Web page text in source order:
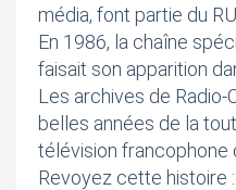
média, font partie du
En 1986, la chaîne
faisait son apparition
Les archives de
belles années de la
télévision francophone
Revoyez cette histoire :